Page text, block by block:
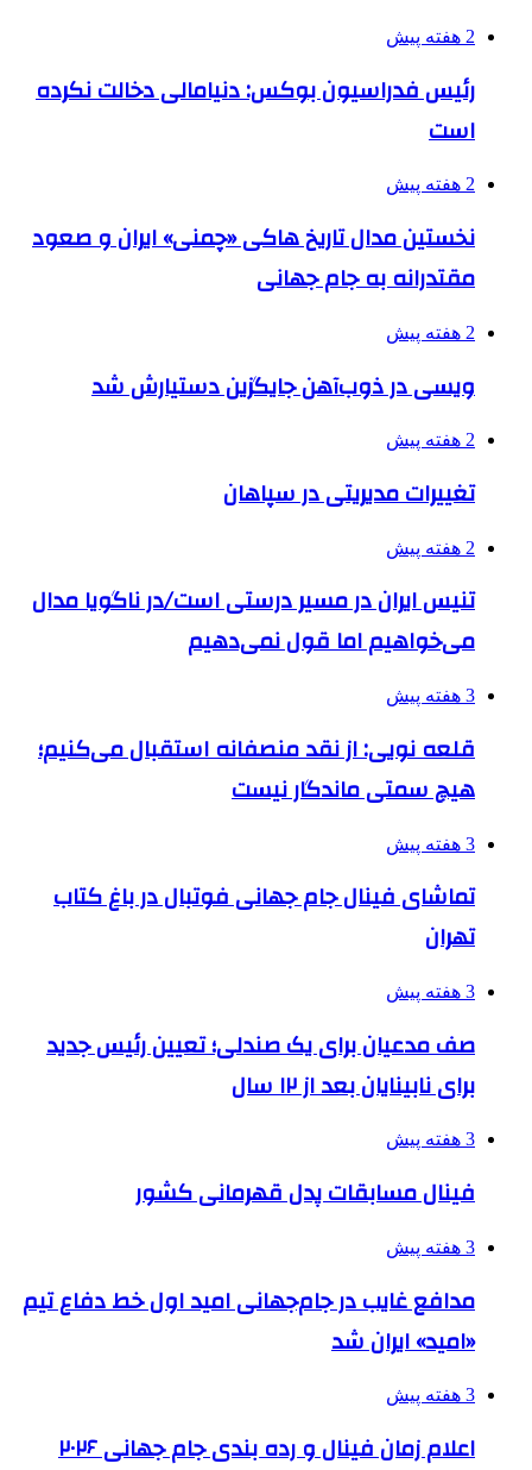
2 هفته پیش
رئیس فدراسیون بوکس: دنیامالی دخالت نکرده
است
2 هفته پیش
نخستین مدال تاریخ هاکی «چمنی» ایران و صعود
مقتدرانه به جام جهانی
2 هفته پیش
ویسی در ذوب‌آهن جایگزین دستیارش شد
2 هفته پیش
تغییرات مدیریتی در سپاهان
2 هفته پیش
تنیس ایران در مسیر درستی است/در ناگویا مدال
می‌خواهیم اما قول نمی‌دهیم
3 هفته پیش
قلعه نویی: از نقد منصفانه استقبال می‌کنیم؛
هیچ سمتی ماندگار نیست
3 هفته پیش
تماشای فینال جام جهانی فوتبال در باغ کتاب
تهران
3 هفته پیش
صف مدعیان برای یک صندلی؛ تعیین رئیس جدید
برای نابینایان بعد از ۱۲ سال
3 هفته پیش
فینال مسابقات پدل قهرمانی کشور
3 هفته پیش
مدافع غایب در جام‌جهانی امید اول خط دفاع تیم
«امید» ایران شد
3 هفته پیش
اعلام زمان فینال و رده بندی جام جهانی ۲۰۲۶